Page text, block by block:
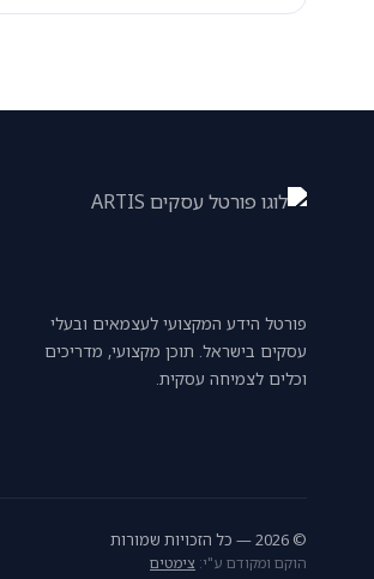
פורטל הידע המקצועי לעצמאים ובעלי
עסקים בישראל. תוכן מקצועי, מדריכים
וכלים לצמיחה עסקית.
© 2026 — כל הזכויות שמורות
הוקם ומקודם ע"י: צימטים